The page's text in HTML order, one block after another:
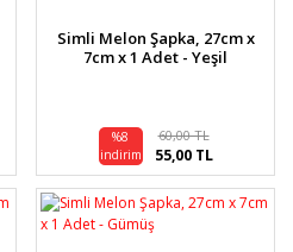
Simli Melon Şapka, 27cm x
7cm x 1 Adet - Yeşil
%8
indirim
60,00 TL
55,00 TL